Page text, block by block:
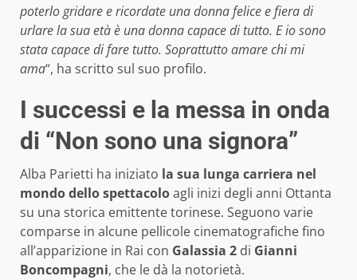
poterlo gridare e ricordate una donna felice e fiera di
urlare la sua età è una donna capace di tutto. E io sono
stata capace di fare tutto. Soprattutto amare chi mi
ama“, ha scritto sul suo profilo.
I successi e la messa in onda
di “Non sono una signora”
Alba Parietti ha iniziato la sua lunga carriera nel
mondo dello spettacoloagli inizi degli anni Ottanta
su una storica emittente torinese. Seguono varie
comparse in alcune pellicole cinematografiche fino
all’apparizione in Rai con Galassia 2 di Gianni
Boncompagni, che le dà la notorietà.